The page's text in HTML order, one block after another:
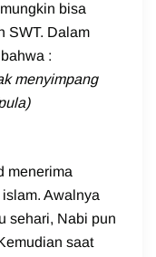
bisa
SWT. Dalam
:
menyimpang
menerima
Awalnya
sehari, Nabi pun
saat